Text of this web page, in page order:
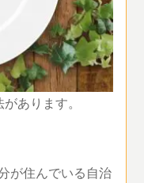
あります。
が住んでいる自治